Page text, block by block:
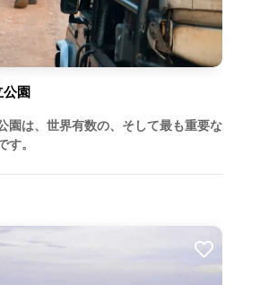
公園
園は、世界有数の、そして最も重要な
。